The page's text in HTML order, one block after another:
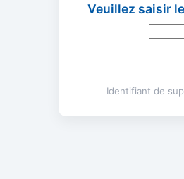
Veuillez saisir
Identifiant de